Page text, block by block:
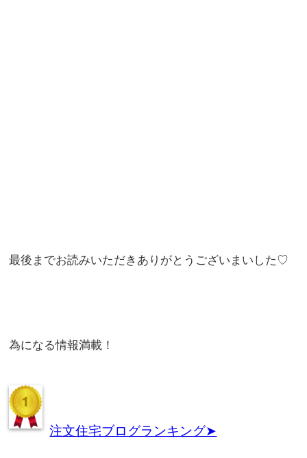
最後までお読みいただきありがとうございまいした♡
為になる情報満載！
注文住宅ブログランキング➤